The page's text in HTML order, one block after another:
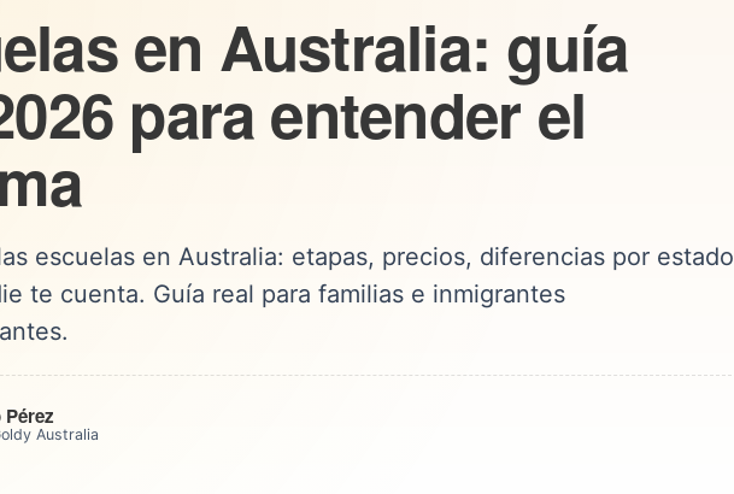
en Australia: guía
para entender el
escuelas en Australia: etapas, precios, diferencias por estado
te cuenta. Guía real para familias e inmigrantes
Australia